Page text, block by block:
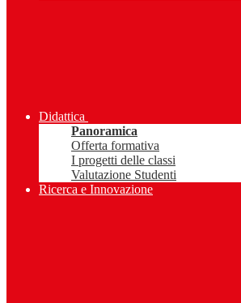
Didattica
Panoramica
Offerta formativa
I progetti delle classi
Valutazione Studenti
Ricerca e Innovazione